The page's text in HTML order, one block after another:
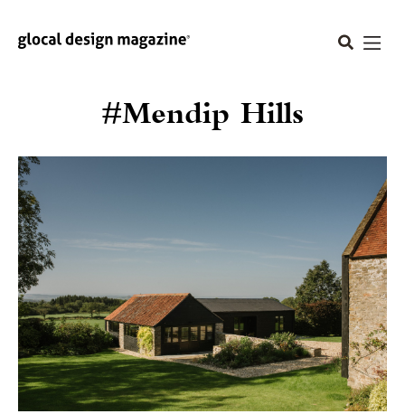
#Mendip Hills